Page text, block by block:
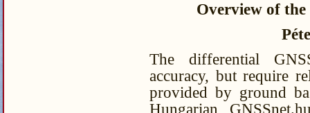
Overview of
The differential
accuracy, but require
provided by ground
Hungarian